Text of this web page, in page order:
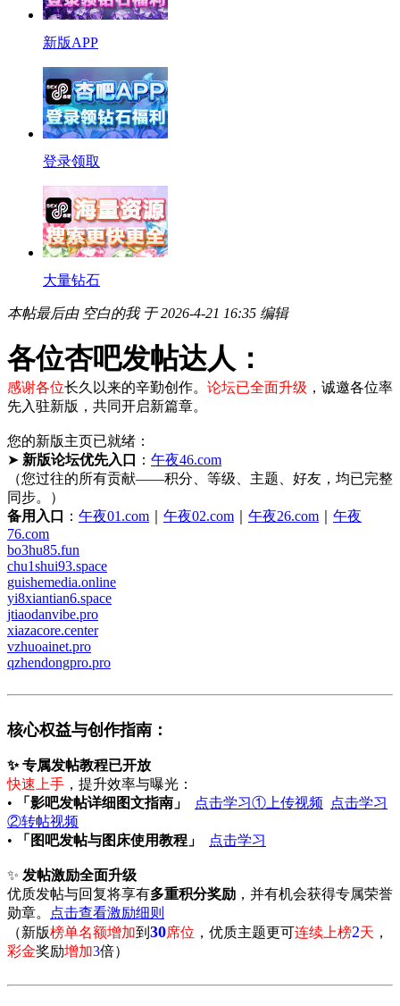
新版APP
登录领取
大量钻石
本帖最后由 空白的我 于 2026-4-21 16:35 编辑
各位杏吧发帖达人：
感谢各位长久以来的辛勤创作。 论坛已全面升级 ，诚邀各位率
先入驻新版，共同开启新篇章。
您的新版主页已就绪：
➤ 新版论坛优先入口 ： 午夜46.com
（您过往的所有贡献——积分、等级、主题、好友，均已完整
同步。）
备用入口
： 午夜01.com 午夜02.com 午夜26.com
午夜
76.com
bo3hu85.fun
chu1shui93.space
guishemedia.online
yi8xiantian6.space
jtiaodanvibe.pro
xiazacore.center
vzhuoainet.pro
qzhendongpro.pro
核心权益与创作指南：
✨专属发帖教程已开放
快速上手 ，提升效率与曝光：
•
「影吧发帖详细图文指南」 点击学习①上传视频
点击学习
②转帖视频
•
「图吧发帖与图床使用教程」 点击学习
✨ 发帖激励全面升级
优质发帖与回复将享有多重积分奖励 ，并有机会获得专属荣誉
勋章。
点击查看激励细则
（新版榜单名额增加到 30席位 ，优质主题更可连续上榜2天 ，
彩金奖励增加3倍）